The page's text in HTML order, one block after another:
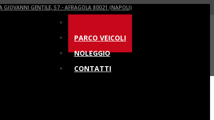
GIOVANNI GENTILE, 57 - AFRAGOLA 80021 (NAPOLI)
PARCO VEICOLI
NOLEGGIO
CONTATTI